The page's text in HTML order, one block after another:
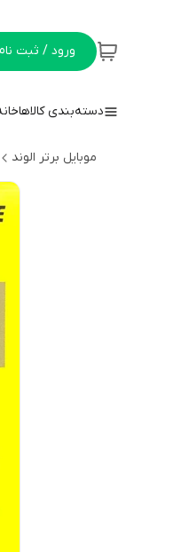
ورود / ثبت
دسته‌بندی کالاها
موبایل برتر الوند